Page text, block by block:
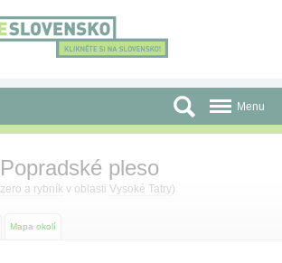
Menu
Popradské pleso
a rybníkv oblasti Vysoké Tatry)
Mapa okolí